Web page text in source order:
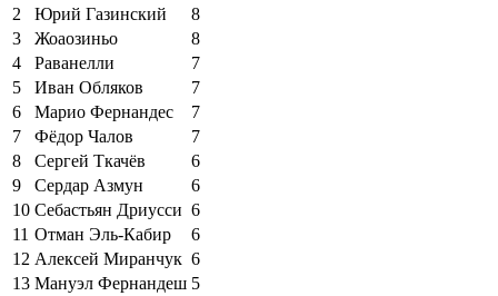
2
Юрий Газинский
8
3
Жоаозиньо
8
4
Раванелли
7
5
Иван Обляков
7
6
Марио Фернандес
7
7
Фёдор Чалов
7
8
Сергей Ткачёв
6
9
Сердар Азмун
6
10 Себастьян Дриусси 6
11 Отман Эль-Кабир
6
12 Алексей Миранчук 6
13 Мануэл Фернандеш 5